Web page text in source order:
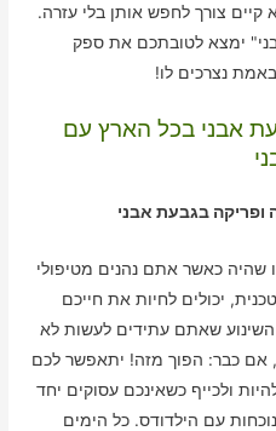
קיים צורך לחפש אותן בלי עזרה.
ימצא לטובתכם את ספק
אבני בכל הארץ עם
ופריקה בגבעת אבני
כאשר אתם נהנים מטיפולי
יכולים לחיות את חייכם
שאתם עתידים לעשות לא
אם כבר: הפוך מזה! יתאפשר לכם
ולכייף כשאינכם עסוקים יחד
עם הילדודס. כל הימים